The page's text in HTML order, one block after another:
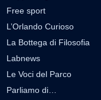
Free sport
L’Orlando Curioso
La Bottega di Filosofia
Labnews
Le Voci del Parco
Parliamo di…